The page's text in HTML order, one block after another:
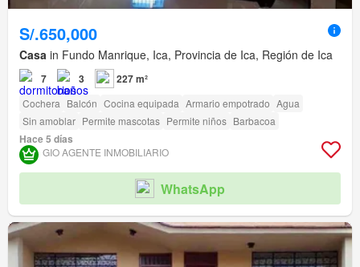
S/.650,000
Casa in Fundo Manrique, Ica, Provincia de Ica, Región de Ica
7 3 227 m²
Cochera Balcón Cocina equipada Armario empotrado Agua
Sin amoblar Permite mascotas Permite niños Barbacoa
Hace 5 días
GIO AGENTE INMOBILIARIO
WhatsApp